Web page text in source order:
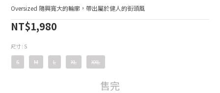
Oversized 隨興寬大的輪廓，帶出屬於健人的街頭風
NT$1,980
尺寸 : S
S M L XL XXL
售完